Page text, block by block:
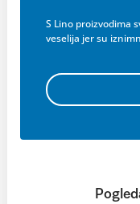
S Lino proizvodima
veselija jer su